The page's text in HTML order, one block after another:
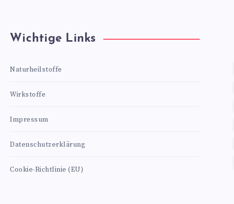
Wichtige Links
Naturheilstoffe
Wirkstoffe
Impressum
Datenschutzerklärung
Cookie-Richtlinie (EU)